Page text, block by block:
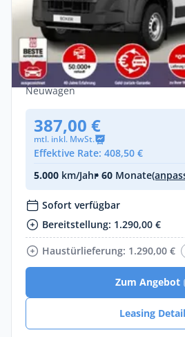
Gewerbe
Peugeot Boxer Pritsche
AHK CarP Kam Visib
Diesel • Automatik •
179 PS (132 kW)
Neuwagen
387,00 €
mtl. inkl. MwSt.
Effektive Rate: 408,50 €
5.000 km/Jahr• 60 Monate
Sofort verfügbar
Bereitstellung: 1.290,00 €
Haustürlieferung: 1.290,00 €
Zum Angebot
Leasing